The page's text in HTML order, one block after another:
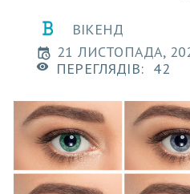
ВІКЕНД
21 ЛИСТОПАДА,
ПЕРЕГЛЯДІВ: 42